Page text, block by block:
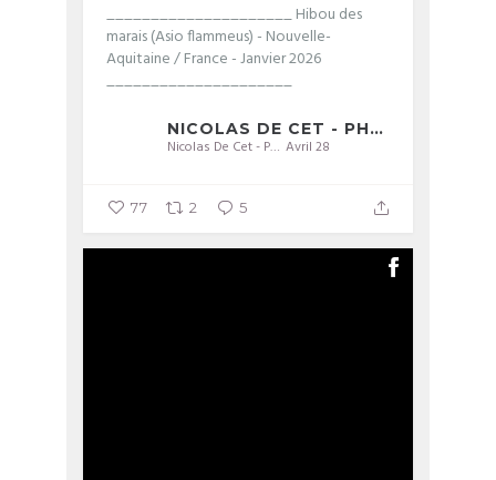
_____________________Hibou des
marais (Asio flammeus) - Nouvelle-
Aquitaine / France - Janvier 2026
_____________________
NICOLAS DE CET - PHOTOGRAPHIE
Nicolas De Cet - Photographie Avril 28
77 2 5